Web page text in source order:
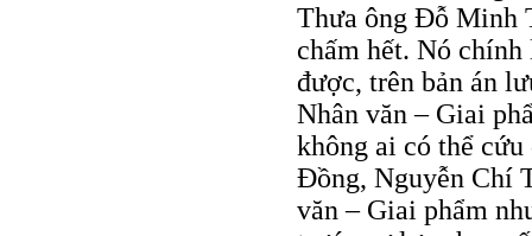
Thưa ông Đỗ Minh
chấm hết. Nó
được, trên bản án
Nhân văn – Giai
không ai có thể
Ðồng, Nguyễn Chí
văn – Giai phẩm